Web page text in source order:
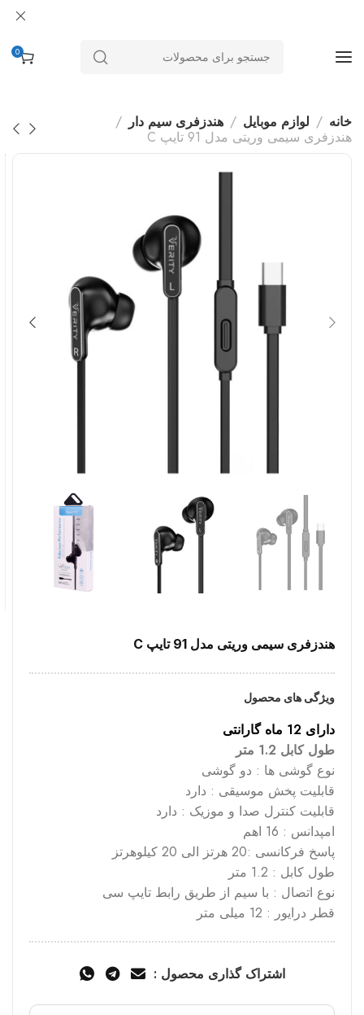
0
خانه لوازم موبایل
هندزفری سیم دار
هندزفری سیمی وریتی مدل 91 تایپ C
هندزفری سیمی وریتی مدل 91 تایپ C
ویژگی های محصول
دارای 12 ماه گارانتی
طول کابل 1.2 متر
نوع گوشی ها : دو گوشی
قابلیت پخش موسیقی : دارد
قابلیت کنترل صدا و موزیک : دارد
امپدانس : 16 اهم
پاسخ فرکانسی :20 هرتز الی 20 کیلوهرتز
طول کابل : 1.2 متر
نوع اتصال : با سیم از طریق رابط تایپ سی
قطر درایور : 12 میلی متر
اشتراک گذاری محصول :